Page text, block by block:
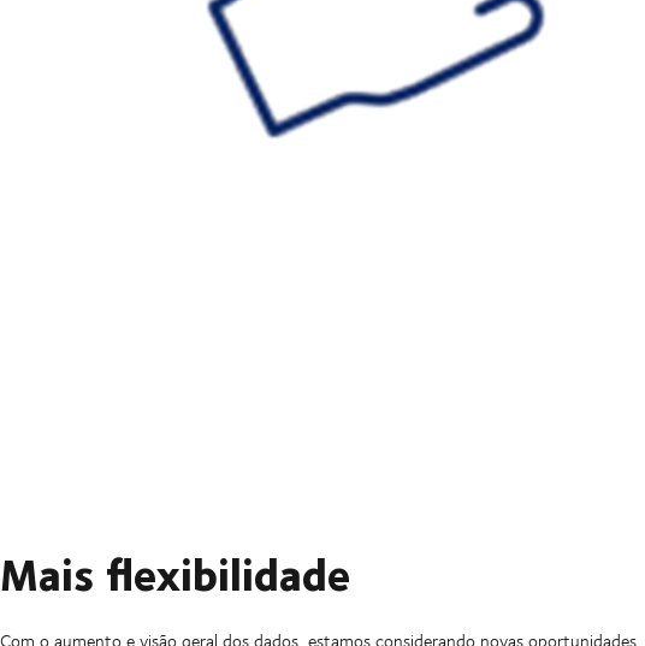
Mais flexibilidade
Com o aumento e visão geral dos dados, estamos considerando novas oportunidades